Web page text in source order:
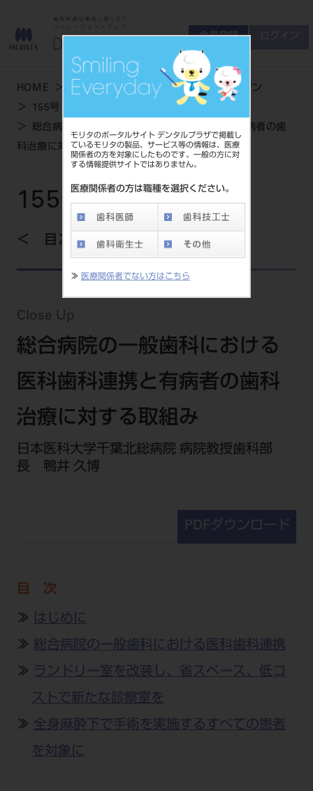
モリタのポータルサイト デンタルプラザで掲載し
ているモリタの製品、サービス等の情報は、医療
関係者の方を対象にしたものです。一般の方に対
する情報提供サイトではありません。
医療関係者の方は職種を選択ください。
≫ 医療関係者でない方はこちら
会員登録
HOME 学術・お役立ち情報
デンタルマガジン
155号 WINTER
総合病院の一般歯科における医科歯科連携と有病者の歯
科治療に対する取組み
155号 WINTER
目次を見る
Close Up
総合病院の一般歯科における
医科歯科連携と有病者の歯科
治療に対する取組み
日本医科大学千葉北総病院 病院教授歯科部
長 鴨井 久博
PDFダウンロード
目 次
≫
はじめに
≫ 総合病院の一般歯科における医科歯科連携
≫ ランドリー室を改装し、省スペース、低コ
ストで新たな診察室を
≫ 全身麻酔下で手術を実施するすべての患者
を対象に
お問い合わせ
商品について
セミナーについて
友の会について
ご開業について
会員登録 ログイン
製品情報トップ
製品カテゴリ
大型器械
チェア・ユニット関連
レーザー装置関連
その他設備機器
診療用材料
CADデータ
添付文書の電子化
オンラインカタログ InternetDO
モリタ友の会のご案内
モリタ友の会無料会員登録
サポート情報
製品から探す
カテゴリーから探す
メーカーから探す
デジタル製品サポート
メールでのお問い合わせ
モリタに対するご意見・お問い合わせ
お客様の声への取り組み
商品感動体験
BLOG
Q&A
修理・メンテナンス等
セミナー・イベント
全てのセミナー・イベント
全種別
歯科技工士
開業マニュアル
開業医インタビュー
モリタ友の会
有料会員のご案内
一般会員
無料会員のご案内
会員登録
ログイン
学術・お役立ち情報
はじめての方へ
pdとは
支店営業所
SNS
ビバリーくんLINEスタンプ
ショールーム
全国のショールーム
北海道
宮城
Dental Plaza Tokyo
Dental Plaza Tokyo